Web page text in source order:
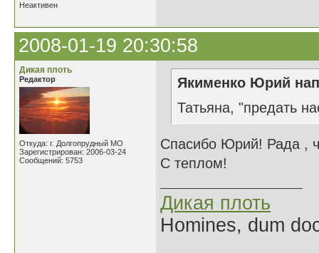
Неактивен
2008-01-19 20:30:58
Дикая плоть
Редактор
Откуда: г. Долгопрудный МО
Зарегистрирован: 2006-03-24
Сообщений: 5753
Якименко Юрий
Татьяна, "предать
Спасибо Юрий! Рада ,
С теплом!
Дикая плоть
Homines, dum